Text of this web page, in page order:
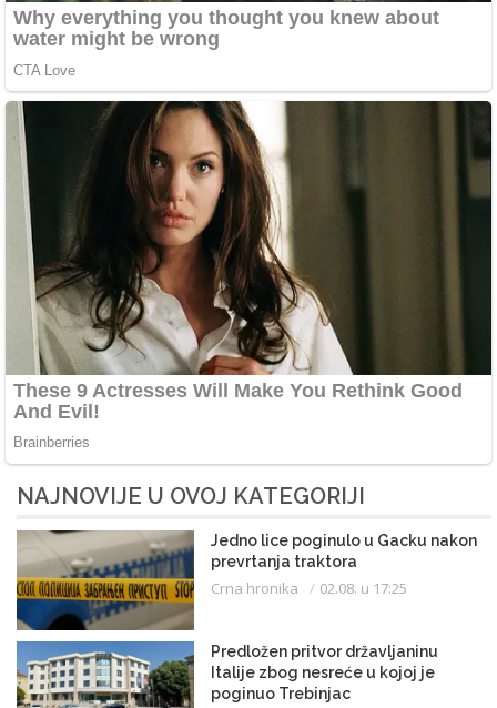
NAJNOVIJE U OVOJ KATEGORIJI
Jedno lice poginulo u Gacku nakon
prevrtanja traktora
Crna hronika 02.08. u 17:25
Predložen pritvor državljaninu
Italije zbog nesreće u kojoj je
poginuo Trebinjac